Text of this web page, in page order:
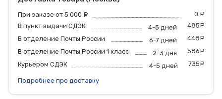
При заказе от 5 000 0
В пункт выдачи СДЭК
4-5 дней 485
В отделение Почты России
6-7 дней 448
В отделение Почты России 1 класс
2-3 дня 586
Курьером СДЭК
4-5 дней 735
Подробнее про доставку